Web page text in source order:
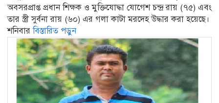
অবসরপ্রাপ্ত প্রধান শিক্ষক ও মুক্তিযোদ্ধা যোগেশ চন্দ্র রায় (৭৫) এবং
তার স্ত্রী সুর্বনা রায় (৬০) এর গলা কাটা মরদেহ উদ্ধার করা হয়েছে।
শনিবারবিস্তারিত পড়ুন